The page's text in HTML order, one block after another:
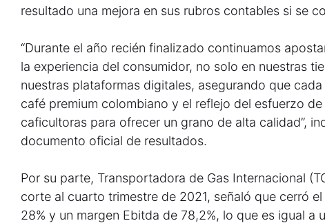
resultado una mejora en sus rubros contables si se
“Durante el año recién finalizado continuamos
la experiencia del consumidor, no solo en nuestras
nuestras plataformas digitales, asegurando que
café premium colombiano y el reflejo del esfuerzo
caficultoras para ofrecer un grano de alta calidad”,
documento oficial de resultados.
Por su parte, Transportadora de Gas Internacional
corte al cuarto trimestre de 2021, señaló que cerró
28% y un margen Ebitda de 78,2%, lo que es igual a